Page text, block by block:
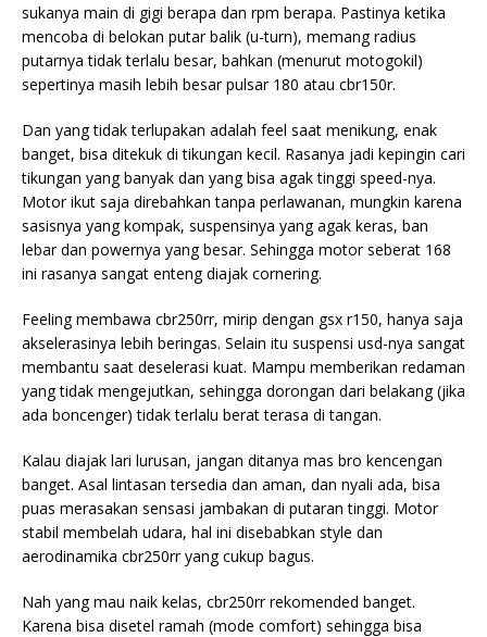
sukanya main di gigi berapa dan rpm berapa. Pastinya ketika
mencoba di belokan putar balik (u-turn), memang radius
putarnya tidak terlalu besar, bahkan (menurut motogokil)
sepertinya masih lebih besar pulsar 180 atau cbr150r.
Dan yang tidak terlupakan adalah feel saat menikung, enak
banget, bisa ditekuk di tikungan kecil. Rasanya jadi kepingin cari
tikungan yang banyak dan yang bisa agak tinggi speed-nya.
Motor ikut saja direbahkan tanpa perlawanan, mungkin karena
sasisnya yang kompak, suspensinya yang agak keras, ban
lebar dan powernya yang besar. Sehingga motor seberat 168
ini rasanya sangat enteng diajak cornering.
Feeling membawa cbr250rr, mirip dengan gsx r150, hanya saja
akselerasinya lebih beringas. Selain itu suspensi usd-nya sangat
membantu saat deselerasi kuat. Mampu memberikan redaman
yang tidak mengejutkan, sehingga dorongan dari belakang (jika
ada boncenger) tidak terlalu berat terasa di tangan.
Kalau diajak lari lurusan, jangan ditanya mas bro kencengan
banget. Asal lintasan tersedia dan aman, dan nyali ada, bisa
puas merasakan sensasi jambakan di putaran tinggi. Motor
stabil membelah udara, hal ini disebabkan style dan
aerodinamika cbr250rr yang cukup bagus.
Nah yang mau naik kelas, cbr250rr rekomended banget.
Karena bisa disetel ramah (mode comfort) sehingga bisa